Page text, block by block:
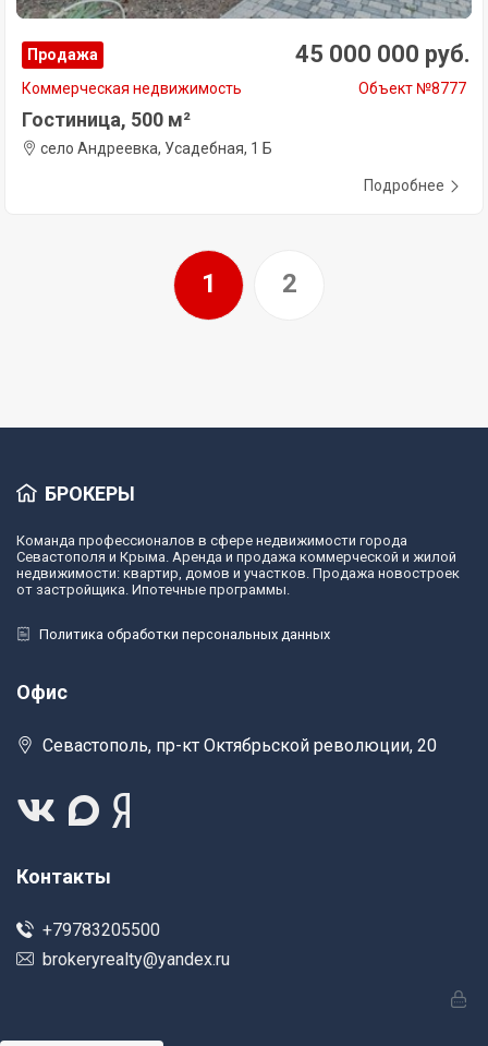
Продажа 45 000 000 руб.
Коммерческая недвижимость Объект №8777
Гостиница, 500 м²
село Андреевка, Усадебная, 1 Б
Подробнее
1 2
БРОКЕРЫ
Команда профессионалов в сфере недвижимости города
Севастополя и Крыма. Аренда и продажа коммерческой и жилой
недвижимости: квартир, домов и участков. Продажа новостроек
от застройщика. Ипотечные программы.
Политика обработки персональных данных
Офис
Севастополь, пр-кт Октябрьской революции, 20
Контакты
+79783205500
brokeryrealty@yandex.ru